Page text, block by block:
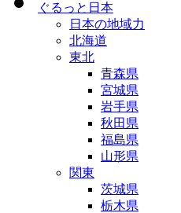
ぐるっと日本
日本の地域力
北海道
東北
青森県
宮城県
岩手県
秋田県
福島県
山形県
関東
茨城県
栃木県